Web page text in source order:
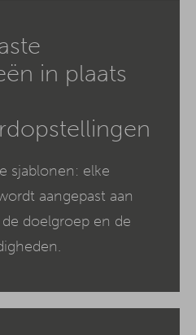
in plaats
sjablonen: elke
aangepast aan
doelgroep en de